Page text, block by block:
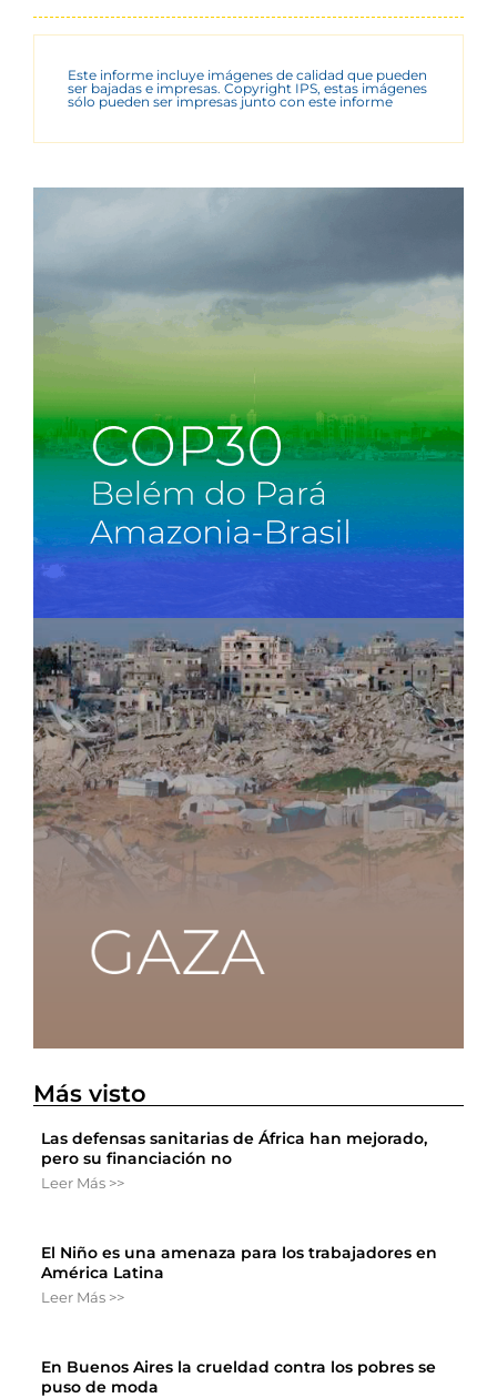
Este informe incluye imágenes de calidad que pueden
ser bajadas e impresas. Copyright IPS, estas imágenes
sólo pueden ser impresas junto con este informe
Más visto
Las defensas sanitarias de África han mejorado,
pero su financiación no
Leer Más >>
El Niño es una amenaza para los trabajadores en
América Latina
Leer Más >>
En Buenos Aires la crueldad contra los pobres se
puso de moda